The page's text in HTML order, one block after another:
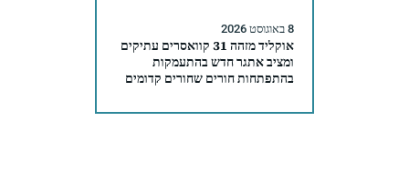
8 באוגוסט 2026
אוקליד מזהה 31 קוואסרים עתיקים
ומציב אתגר חדש בהתעמקות
בהתפתחות חורים שחורים קדומים